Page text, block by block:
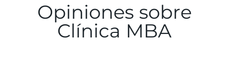
Opiniones sobre
Clínica MBA